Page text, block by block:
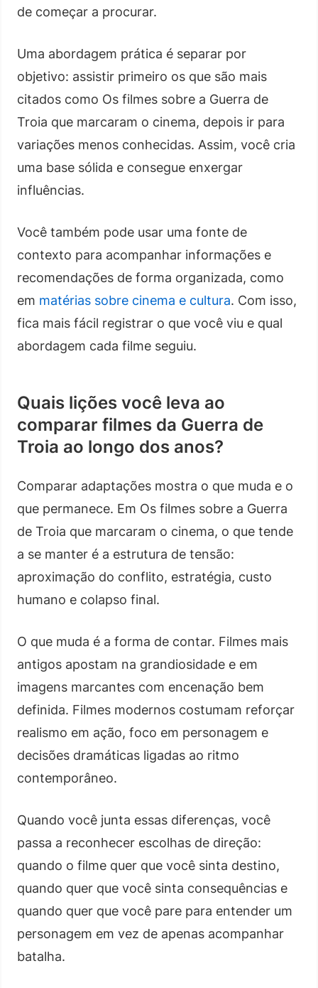
de começar a procurar.
Uma abordagem prática é separar por
objetivo: assistir primeiro os que são mais
citados como Os filmes sobre a Guerra de
Troia que marcaram o cinema, depois ir para
variações menos conhecidas. Assim, você cria
uma base sólida e consegue enxergar
influências.
Você também pode usar uma fonte de
contexto para acompanhar informações e
recomendações de forma organizada, como
em matérias sobre cinema e cultura. Com isso,
fica mais fácil registrar o que você viu e qual
abordagem cada filme seguiu.
Quais lições você leva ao
comparar filmes da Guerra de
Troia ao longo dos anos?
Comparar adaptações mostra o que muda e o
que permanece. Em Os filmes sobre a Guerra
de Troia que marcaram o cinema, o que tende
a se manter é a estrutura de tensão:
aproximação do conflito, estratégia, custo
humano e colapso final.
O que muda é a forma de contar. Filmes mais
antigos apostam na grandiosidade e em
imagens marcantes com encenação bem
definida. Filmes modernos costumam reforçar
realismo em ação, foco em personagem e
decisões dramáticas ligadas ao ritmo
contemporâneo.
Quando você junta essas diferenças, você
passa a reconhecer escolhas de direção:
quando o filme quer que você sinta destino,
quando quer que você sinta consequências e
quando quer que você pare para entender um
personagem em vez de apenas acompanhar
batalha.